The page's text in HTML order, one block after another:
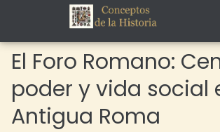
El Foro Romano:
poder y vida social
Antigua Roma